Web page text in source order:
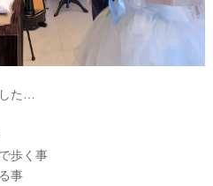
た…
歩く事
事